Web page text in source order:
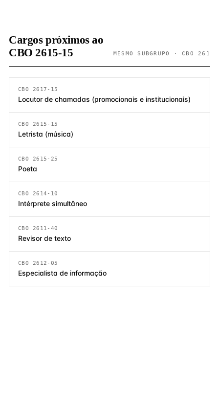
Cargos próximos ao
CBO 2615-15
MESMO SUBGRUPO · CBO 261
CBO 2617-15
Locutor de chamadas (promocionais e institucionais)
CBO 2615-15
Letrista (música)
CBO 2615-25
Poeta
CBO 2614-10
Intérprete simultâneo
CBO 2611-40
Revisor de texto
CBO 2612-05
Especialista de informação